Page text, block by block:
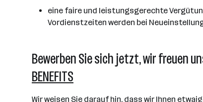
eine faire und leistungsgerechte
Vordienstzeiten werden bei
Bewerben Sie sich jetzt, wir freuen
BENEFITS
Wir weisen Sie darauf hin, dass wir Ihnen